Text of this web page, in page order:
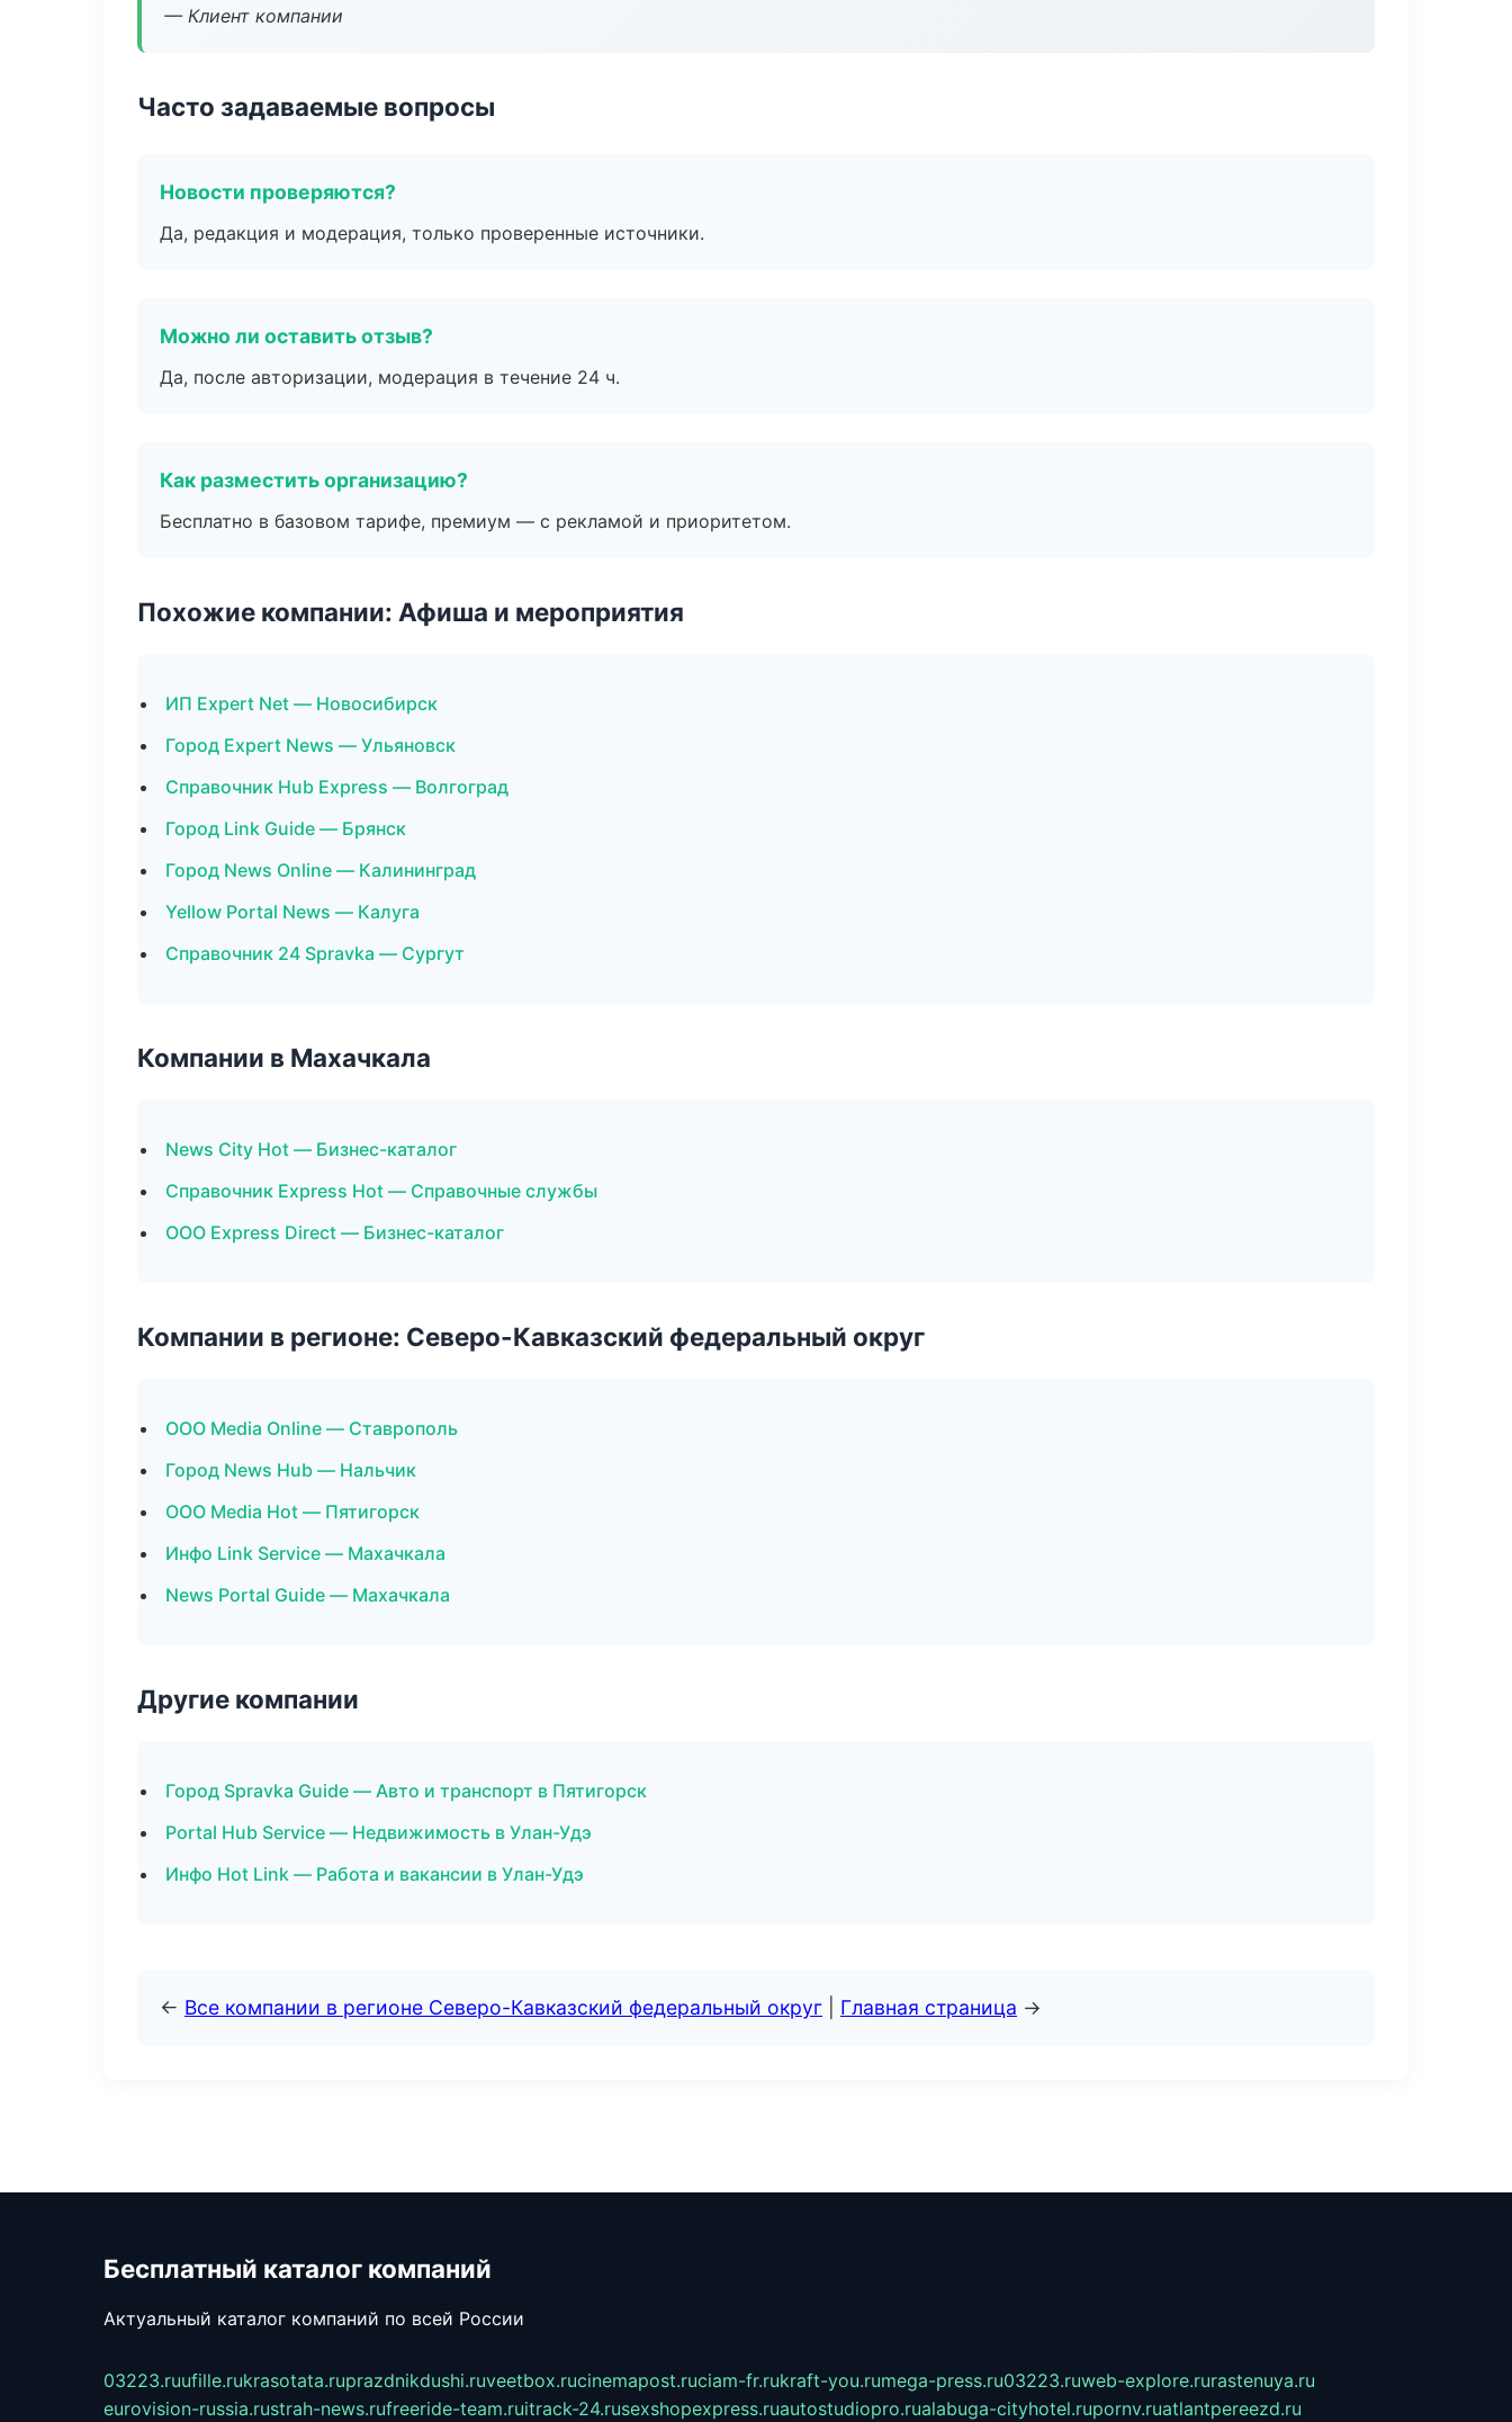
— Клиент компании
Часто задаваемые вопросы
Новости проверяются?
Да, редакция и модерация, только проверенные источники.
Можно ли оставить отзыв?
Да, после авторизации, модерация в течение 24 ч.
Как разместить организацию?
Бесплатно в базовом тарифе, премиум — с рекламой и приоритетом.
Похожие компании: Афиша и мероприятия
ИП Expert Net — Новосибирск
Город Expert News — Ульяновск
Справочник Hub Express — Волгоград
Город Link Guide — Брянск
Город News Online — Калининград
Yellow Portal News — Калуга
Справочник 24 Spravka — Сургут
Компании в Махачкала
News City Hot — Бизнес-каталог
Справочник Express Hot — Справочные службы
ООО Express Direct — Бизнес-каталог
Компании в регионе: Северо-Кавказский федеральный округ
ООО Media Online — Ставрополь
Город News Hub — Нальчик
ООО Media Hot — Пятигорск
Инфо Link Service — Махачкала
News Portal Guide — Махачкала
Другие компании
Город Spravka Guide — Авто и транспорт в Пятигорск
Portal Hub Service — Недвижимость в Улан-Удэ
Инфо Hot Link — Работа и вакансии в Улан-Удэ
← Все компании в регионе Северо-Кавказский федеральный округ Главная страница →
Бесплатный каталог компаний
Актуальный каталог компаний по всей России
03223.ruufille.rukrasotata.ruprazdnikdushi.ruveetbox.rucinemapost.ruciam-fr.rukraft-you.rumega-press.ru03223.ruweb-explore.rurastenuya.ru
eurovision-russia.rustrah-news.rufreeride-team.ruitrack-24.rusexshopexpress.ruautostudiopro.rualabuga-cityhotel.rupornv.ruatlantpereezd.ru